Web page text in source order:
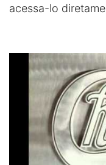
acessa-lo